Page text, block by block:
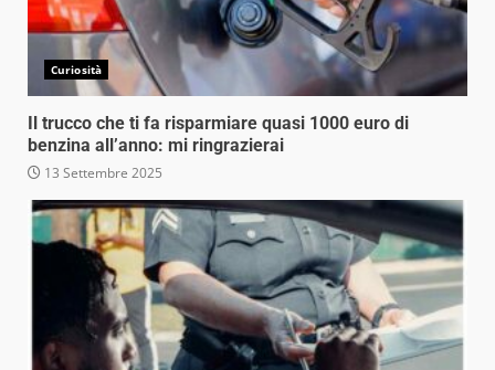
Curiosità
Il trucco che ti fa risparmiare quasi 1000 euro di
benzina all’anno: mi ringrazierai
13 Settembre 2025